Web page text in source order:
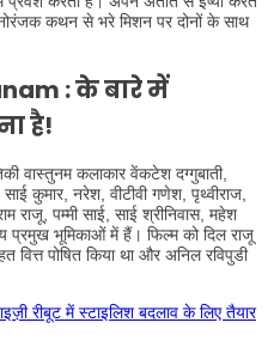
कथन से भरे मिशन पर दोनों के साथ
:के बारे में
है!
वास्तुनम कलाकार वेंकटेश दग्गुबाती,
साई कुमार, नरेश, वीटीवी गणेश, पृथ्वीराज,
राजू, पम्मी साई, साई श्रीनिवास, महेश
प्रमुख भूमिकाओं में हैं। फिल्म को दिल राजू
पोषित किया था और अनिल रविपुडी
रीबूट में स्टाइलिश बदलाव के लिए तैयार